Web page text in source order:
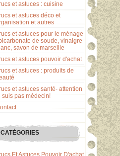
et astuces : cuisine
et astuces déco et
et autres
et astuces pour le ménage
de soude, vinaigre
savon de marseille
et astuces pouvoir d'achat
et astuces : produits de
et astuces santé- attention
suis pas médecin!
CATÉGORIES
Et Astuces Pouvoir D'achat